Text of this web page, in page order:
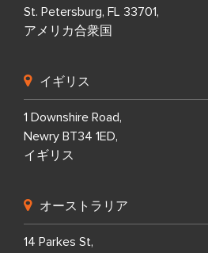
St. Petersburg, FL 33701,
アメリカ合衆国
イギリス
1 Downshire Road,
Newry BT34 1ED,
イギリス
オーストラリア
14 Parkes St,